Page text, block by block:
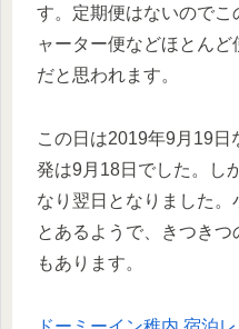
す。定期便はないので
ャーター便などほとん
だと思われます。
この日は2019年9月19日
発は9月18日でした。し
なり翌日となりました
とあるようで、きつき
もあります。